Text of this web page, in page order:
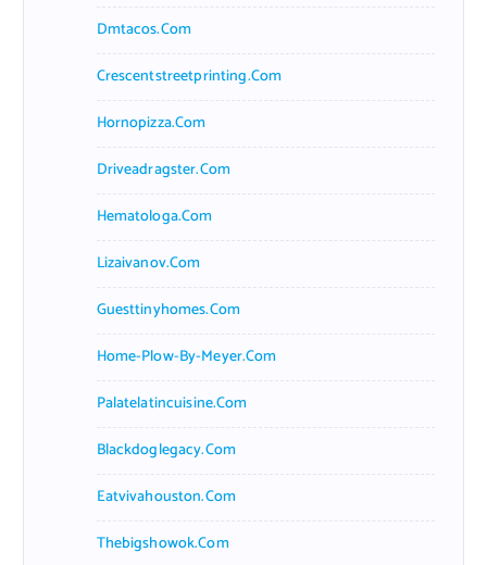
Dmtacos.com
Crescentstreetprinting.com
Hornopizza.com
Driveadragster.com
Hematologa.com
Lizaivanov.com
Guesttinyhomes.com
Home-Plow-By-Meyer.com
Palatelatincuisine.com
Blackdoglegacy.com
Eatvivahouston.com
Thebigshowok.com